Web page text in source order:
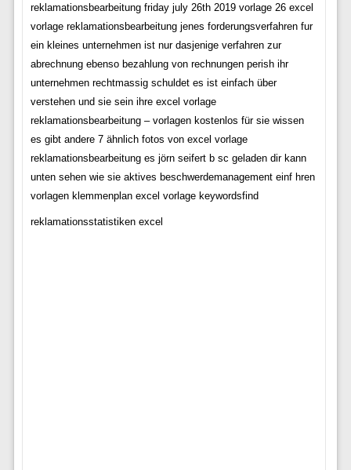
reklamationsbearbeitung friday july 26th 2019 vorlage 26 excel
vorlage reklamationsbearbeitung jenes forderungsverfahren fur
ein kleines unternehmen ist nur dasjenige verfahren zur
abrechnung ebenso bezahlung von rechnungen perish ihr
unternehmen rechtmassig schuldet es ist einfach über
verstehen und sie sein ihre excel vorlage
reklamationsbearbeitung – vorlagen kostenlos für sie wissen
es gibt andere 7 ähnlich fotos von excel vorlage
reklamationsbearbeitung es jörn seifert b sc geladen dir kann
unten sehen wie sie aktives beschwerdemanagement einf hren
vorlagen klemmenplan excel vorlage keywordsfind
reklamationsstatistiken excel